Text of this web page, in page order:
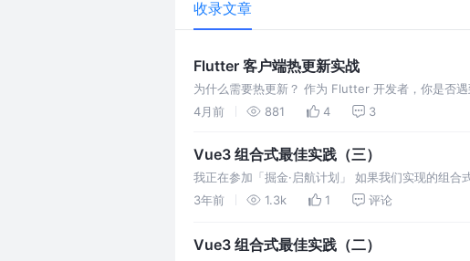
收录文章
Flutter 客户端热更新实战
为什么需要热更新？ 作为 Flutter 开发者，你是否
的效果，不想等待漫长的审核周期……
4月前 881 4 3
Vue3 组合式最佳实践（三）
我正在参加「掘金·启航计划」 如果我们实现的组
何来实现呢。本篇文章我们将讲述一种实现组合式方
3年前 1.3k 1 评论
Vue3 组合式最佳实践（二）